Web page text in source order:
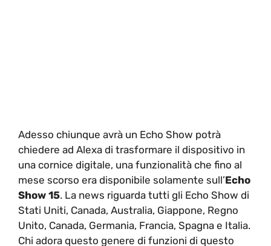
Adesso chiunque avrà un Echo Show potrà
chiedere ad Alexa di trasformare il dispositivo in
una cornice digitale, una funzionalità che fino al
mese scorso era disponibile solamente sull’Echo
Show 15. La news riguarda tutti gli Echo Show di
Stati Uniti, Canada, Australia, Giappone, Regno
Unito, Canada, Germania, Francia, Spagna e Italia.
Chi adora questo genere di funzioni di questo